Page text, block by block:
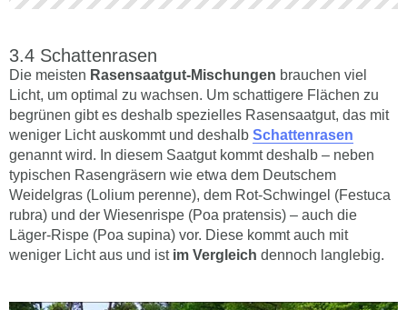
Schattenrasen
Die meisten Rasensaatgut-Mischungen brauchen viel
Licht, um optimal zu wachsen. Um schattigere Flächen zu
begrünen gibt es deshalb spezielles Rasensaatgut, das mit
weniger Licht auskommt und deshalb Schattenrasen
genannt wird. In diesem Saatgut kommt deshalb – neben
typischen Rasengräsern wie etwa dem Deutschem
Weidelgras (Lolium perenne), dem Rot-Schwingel (Festuca
rubra) und der Wiesenrispe (Poa pratensis) – auch die
Läger-Rispe (Poa supina) vor. Diese kommt auch mit
weniger Licht aus und ist im Vergleich dennoch langlebig.